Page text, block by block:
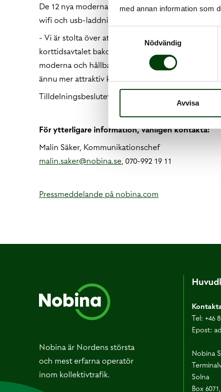
med annan information som
Nödvändig
Avvisa
De 12 nya moderna bussarna kommer ge ökad
wifi och usb-laddning, de kommer köras på 100
- Vi är stolta över att vår verksamhet fortsätter
korttidsavtalet bakom oss för att satsa på
moderna och hållbara bussar. Tillsammans med
ännu mer attraktiv kollektivtrafik i området, säger
Tilldelningsbeslutet kan överklagas till och med
För ytterligare information, vänligen kontakta:
Malin Säker, Kommunikationschef
malin.saker@nobina.se, 070-992 19 11
Pressmeddelande på nobina.com
Nobina är Nordens största
och mest erfarna operatör
inom kollektivtrafik.
Tel: +46
Epost:
Nobina
Solna
Box